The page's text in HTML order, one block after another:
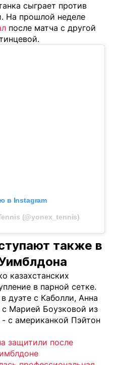
сыграет против
На прошлой неделе
после матча с другой
в Instagram
(@yonex_tennis)
также в
казахстанских
в парной сетке.
дуэте с Каболли, Анна
Марией Боузковой из
с американкой Пэйтон
защитили после